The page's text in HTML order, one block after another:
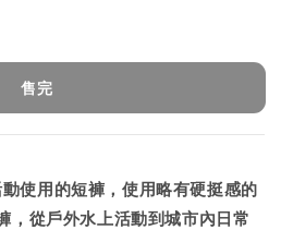
售完
使用的短褲，使用略有硬挺感的
，從戶外水上活動到城市內日常